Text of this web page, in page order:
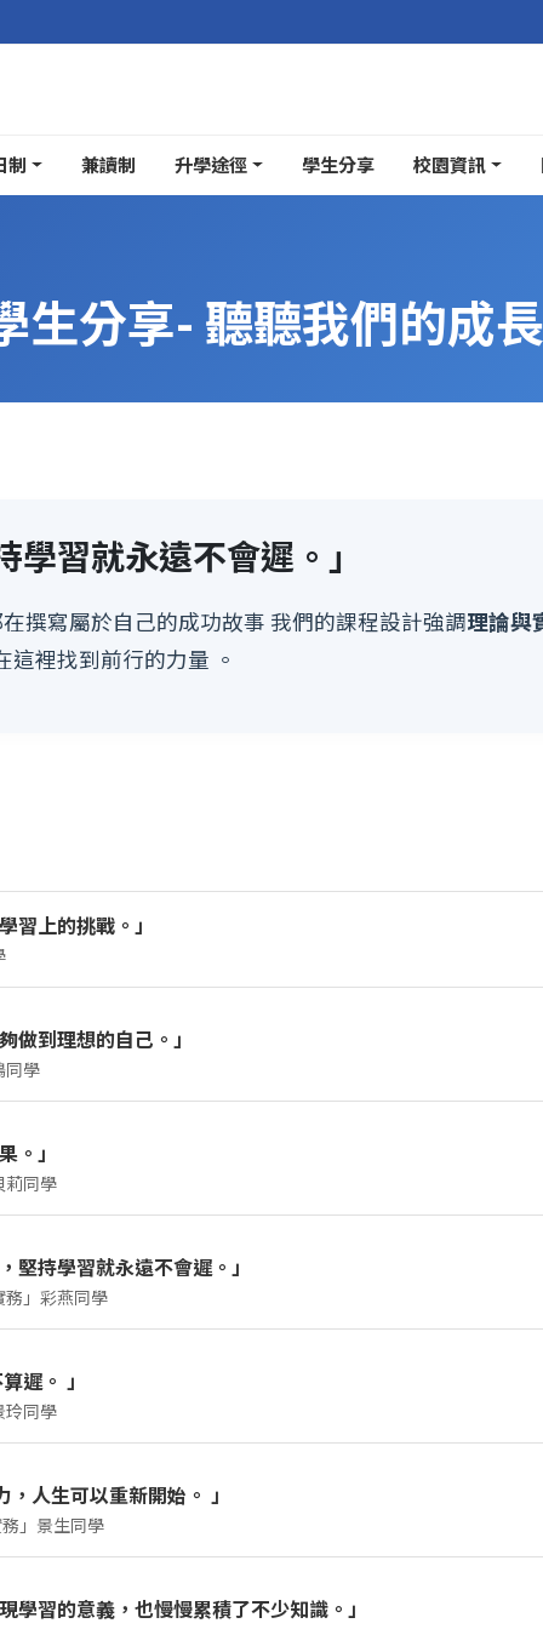
制 兼讀制 升學途徑 學生分享 校園資訊
生分享- 聽聽我們的成
習就永遠不會遲。」
撰寫屬於自己的成功故事 我們的課程設計強調理論與
裡找到前行的力量 。
習上的挑戰。」
及抽血課程的經歷。她分享：
總擔心操作不標準而不合格。但憑著考前反覆練習，最終順
技能，並完成學校安排的靜脈穿刺及抽血證書課程。
護理行業的專業知識與實用技能，更讓她在課程與實習中
單，而是充滿力量與溫度。
做到理想的自己。」
同學
下去，便能夠做到理想的自己。」
與不同實習訓練，例如量度生命表徵等，逐步掌握基礎醫療
師，讓她在學習上得到啟發，對未來方向有更深體會，亦開
有模擬病房學習及多元化活動，並由具臨床經驗的專業導師
。」
莉同學
師會帶來臨床使用的工具，例如針灸針，並示範施針技巧及
專迎新活動中聽到的一句話：「DSE失利，並不代表人生永
成績頒獎禮中，獲得生涯規劃、數學及中文的成績優異獎。
活動，她參加了紅十字會急救課程並成功通過測試，希望未
皆為時運，最重要是保持前行的勇氣。」
堅持學習就永遠不會遲。」
務」彩燕同學
堅持進修，逐步重拾自信與方向。她分享：
次完成功課、掌握新知識時，都充滿成就感，也讓我更相信
克服學習壓力，亦從中感受到溫暖與同行的力量。
方向，計劃將所學知識轉化為實際能力，為未來投身政府文
遲。 」
玲同學
上學期成績頒獎典禮上，獲得主修科全班總成績第一名，同
獎台上的一刻，感受到努力帶來的成果與喜悅。透過學習，
人生可以重新開始。 」
」景生同學
習的意義，也慢慢累積了不少知識。」